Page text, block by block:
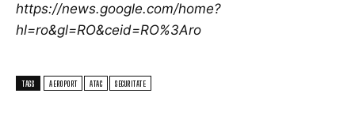
https://news.google.com/home?
hl=ro&gl=RO&ceid=RO%3Aro
TAGS AEROPORT ATAC SECURITATE